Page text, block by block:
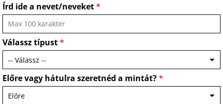
Írd ide a nevet/neveket*
Válassz típust*
Előre vagy hátulra szeretnéd a mintát?*